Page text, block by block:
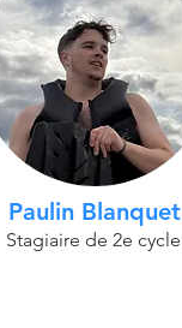
Paulin Blanquet
Stagiaire de 2e cycle